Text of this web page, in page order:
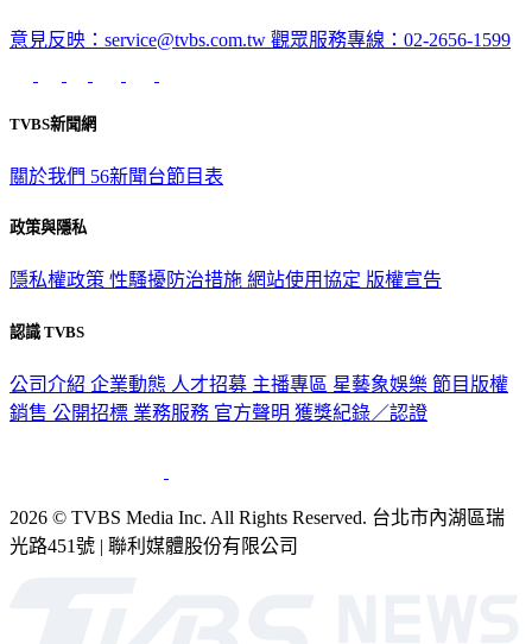
意見反映：service@tvbs.com.tw 觀眾服務專線：02-2656-1599
TVBS新聞網
關於我們 56新聞台節目表
政策與隱私
隱私權政策 性騷擾防治措施 網站使用協定 版權宣告
認識 TVBS
公司介紹 企業動態 人才招募 主播專區 星藝象娛樂 節目版權
銷售 公開招標 業務服務 官方聲明 獲獎紀錄／認證
2026 © TVBS Media Inc. All Rights Reserved. 台北市內湖區瑞
光路451號 | 聯利媒體股份有限公司